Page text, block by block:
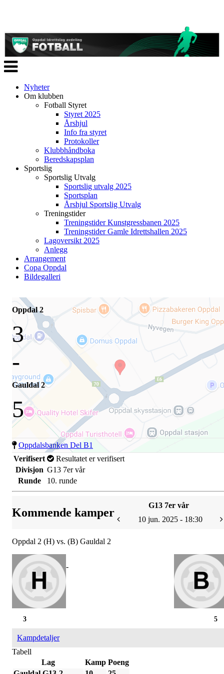
Veksle
navigasjon
Nyheter
Om klubben
Fotball Styret
Styret 2025
Årshjul
Info fra styret
Protokoller
Klubbhåndboka
Beredskapsplan
Sportslig
Sportslig Utvalg
Sportslig utvalg 2025
Sportsplan
Årshjul Sportslig Utvalg
Treningstider
Treningstider Kunstgressbanen 2025
Treningstider Gamle Idrettshallen 2025
Lagoversikt 2025
Anlegg
Arrangement
Copa Oppdal
Bildegalleri
Oppdal 2
3
-
Gauldal 2
5
Oppdalsbanken Del B1
Verifisert
Resultatet er verifisert
Divisjon G13 7er vår
Runde
10. runde
Kommende kamper
G13 7er vår
10 jun. 2025 - 18:30
Oppdal 2 (H) vs. (B) Gauldal 2
-
5
3
Kampdetaljer
Tabell
Lag
Kamp Poeng